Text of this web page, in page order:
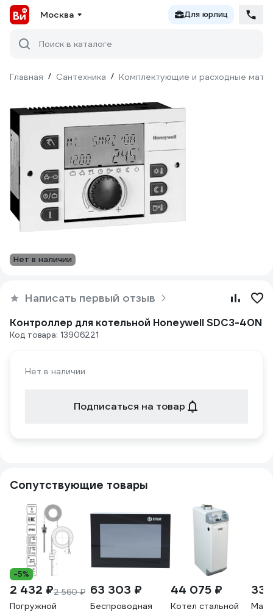
Москва Для юрлиц
Поиск в каталоге
Главная / Сантехника / Комплектующие и расходные
Нет в наличии
Написать первый отзыв
Контроллер для котельной Honeywell SDC3-40N
Код товара: 13906221
Нет в наличии
Подписаться на товар
Сопутствующие товары
-5%
2 432 ₽2 560 ₽
Погружной
63 303 ₽
Беспроводная
44 075 ₽
Котел стальной